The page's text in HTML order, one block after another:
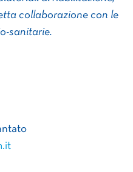
collaborazione con le
sanitarie.